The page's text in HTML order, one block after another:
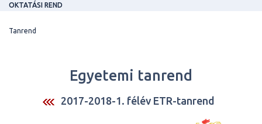
OKTATÁSI REND
Tanrend
Egyetemi tanrend
2017-2018-1. félév ETR-tanrend